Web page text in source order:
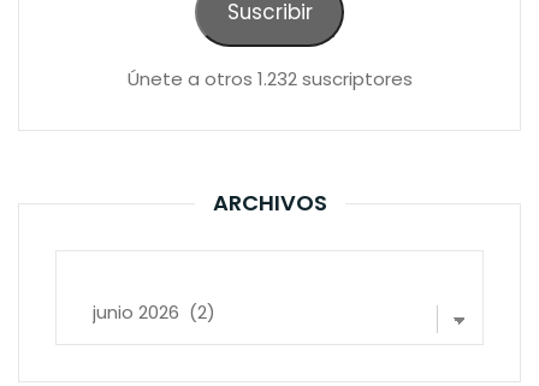
Suscribir
Únete a otros 1.232 suscriptores
ARCHIVOS